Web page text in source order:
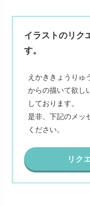
イラストのリク
す。
えかききょうりゅ
からの描いて欲し
しております。
是非、下記のメッ
ください。
リク